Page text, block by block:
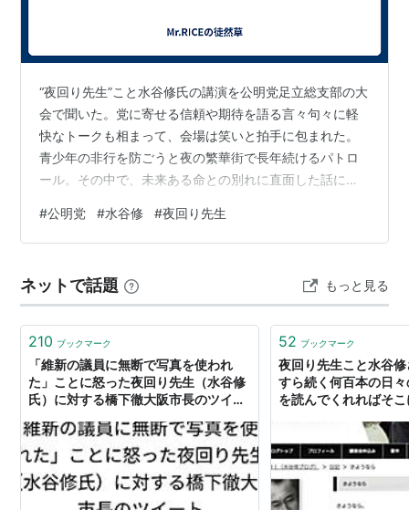
また、「いじめを行った生徒は登校停止処分にする」と
いう案に反対している。
2007年5月には、「覚せい剤使用を使用していた男性に
対し、自首を勧めた」という報道があり、話題となっ
ジェクト』にレギュラー出演したり、同局の『 NEWSゆ
う』などに不定期出演したりしている。
2008年4月より、花園大学客員教授。
謎
水谷は「毎日、子供からの電話やメールなどに返信して
いる」と言っているが、しかし一方で日々テレビ出演や
公演などをしたり、また本を執筆し出版しているとされ
る。更には、深夜に繁華街にて見回りを行っているとも
“夜回り先生”こと水谷修氏の講演を公明党足立総支部の大
会で聞いた。党に寄せる信頼や期待を語る言々句々に軽
快なトークも相まって、会場は笑いと拍手に包まれた。
青少年の非行を防ごうと夜の繁華街で長年続けるパトロ
ール。その中で、未来ある命との別れに直面した話に涙
熱弁する場面も印象的だった。 公明党は「国民があって
国がある」。どんなに“豊か”で“美しい”国になろうとも、
一人でもいたら「そんな国は幸せじゃない」と続けた。
困り果て、泣いている人はいないか。その“一人”を探し出
し、幸せにするために声を聴き、…
#公明党 #水谷修 #夜回り先生
ネットで話題 もっと見る
210 ブックマーク
「維新の議員に無断で写真を使われ
た」ことに怒った夜回り先生（水谷修
氏）に対する橋下徹大阪市長のツイー
52 ブックマーク
夜回り先生こと水谷
すら続く何百本の日
を読んでくれればそ